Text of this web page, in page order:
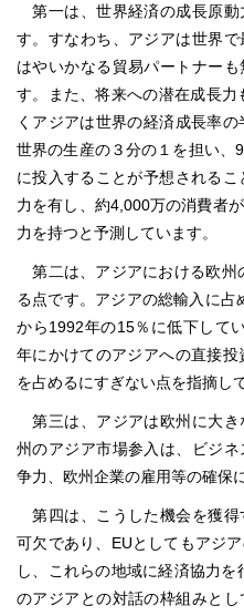
第一は、世界経済の成長原動
す。すなわち、アジアは世界
はやいかなる貿易パートナー
す。また、将来への潜在成長
くアジアは世界の経済成長率の
世界の生産の３分の１を担い、
に投入することが予想される
力を有し、約4,000万の消費者
力を持つと予測しています。
第二は、アジアにおける欧州
る点です。アジアの総輸入に
から1992年の15％に低下して
年にかけてのアジアへの直接
を占めるにすぎない点を指摘し
第三は、アジアは欧州に大き
州のアジア市場参入は、ビジ
争力、欧州企業の雇用等の確保
第四は、こうした機会を獲得
可欠であり、EUとしてもアジ
し、これらの地域に経済協力
のアジアとの対話の枠組みと